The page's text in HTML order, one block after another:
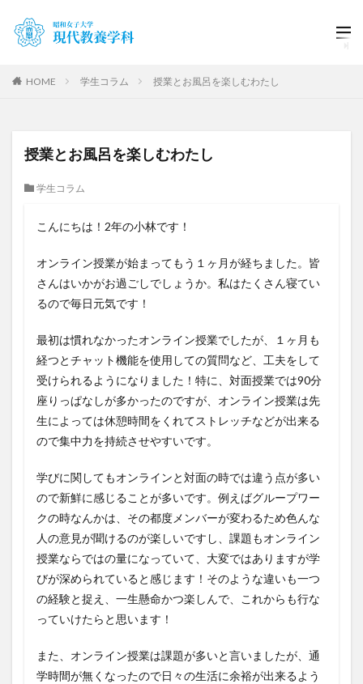
HOME 学生コラム 授業とお風呂を楽しむわたし
授業とお風呂を楽しむわたし
学生コラム
こんにちは！2年の小林です！
オンライン授業が始まってもう１ヶ月が経ちました。皆
さんはいかがお過ごしでしょうか。私はたくさん寝てい
るので毎日元気です！
最初は慣れなかったオンライン授業でしたが、１ヶ月も
経つとチャット機能を使用しての質問など、工夫をして
受けられるようになりました！特に、対面授業では90分
座りっぱなしが多かったのですが、オンライン授業は先
生によっては休憩時間をくれてストレッチなどが出来る
ので集中力を持続させやすいです。
学びに関してもオンラインと対面の時では違う点が多い
ので新鮮に感じることが多いです。例えばグループワー
クの時なんかは、その都度メンバーが変わるため色んな
人の意見が聞けるのが楽しいですし、課題もオンライン
授業ならではの量になっていて、大変ではありますが学
びが深められていると感じます！そのような違いも一つ
の経験と捉え、一生懸命かつ楽しんで、これからも行な
っていけたらと思います！
また、オンライン授業は課題が多いと言いましたが、通
学時間が無くなったので日々の生活に余裕が出来るよう